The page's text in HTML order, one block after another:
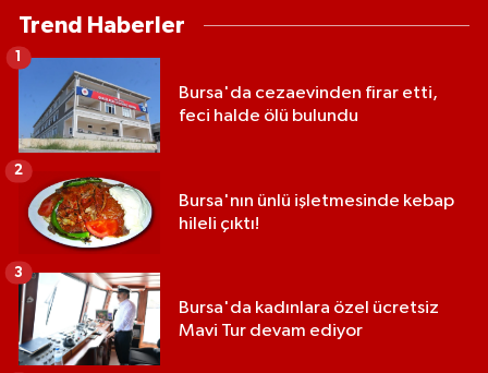
Trend Haberler
Bursa'da cezaevinden firar etti,
feci halde ölü bulundu
1
Bursa'nın ünlü işletmesinde kebap
hileli çıktı!
2
Bursa'da kadınlara özel ücretsiz
Mavi Tur devam ediyor
3